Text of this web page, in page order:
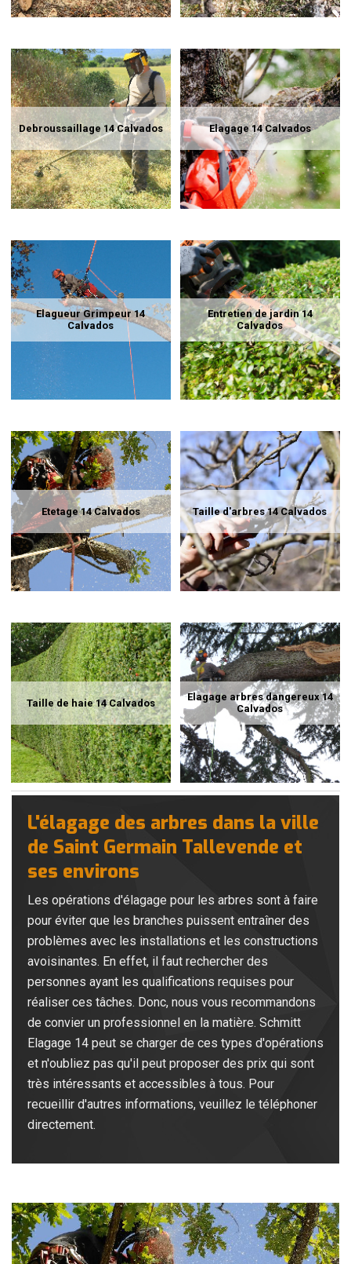
Debroussaillage 14 Calvados Elagage 14 Calvados
Elagueur Grimpeur 14
Calvados
Entretien de jardin 14
Calvados
Etetage 14 Calvados Taille d'arbres 14 Calvados
Taille de haie 14 Calvados
Elagage arbres dangereux 14
Calvados
L'élagage des arbres dans la ville
de Saint Germain Tallevende et
ses environs
Les opérations d'élagage pour les arbres sont à faire
pour éviter que les branches puissent entraîner des
problèmes avec les installations et les constructions
avoisinantes. En effet, il faut rechercher des
personnes ayant les qualifications requises pour
réaliser ces tâches. Donc, nous vous recommandons
de convier un professionnel en la matière. Schmitt
Elagage 14 peut se charger de ces types d'opérations
et n'oubliez pas qu'il peut proposer des prix qui sont
très intéressants et accessibles à tous. Pour
recueillir d'autres informations, veuillez le téléphoner
directement.